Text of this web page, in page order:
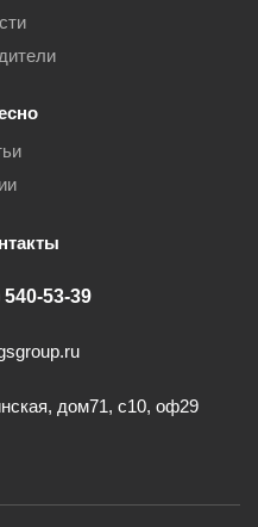
540-53-39
дом71, с10, оф29